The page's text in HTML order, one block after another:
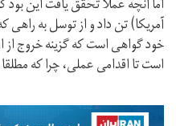
اما آنچه عملا تحقق یافت این بود
آمریکا) تن داد و از توسل به
خود گواهی است که گزینه خروج
است تا اقدامی عملی، چرا که